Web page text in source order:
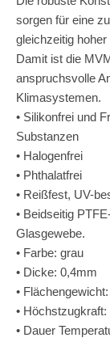
sorgen für eine
gleichzeitig
Damit ist die
anspruchsvolle
Klimasystemen.
• Silikonfrei und
Substanzen
• Halogenfrei
• Phthalatfrei
• Reißfest, UV-
• Beidseitig
Glasgewebe.
• Farbe: grau
• Dicke: 0,4mm
•
•
• Dauer